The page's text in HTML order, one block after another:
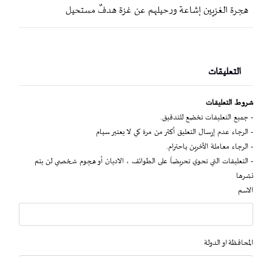
هجرة الغزيين إشاعة ورحيلهم عن غزة هدفٌ مستحيل
التعليقات
شروط التعليقات
- جميع التعليقات تخضع للتدقيق.
- الرجاء عدم إرسال التعليق أكثر من مرة كي لا يعتبر سبام
- الرجاء معاملة الآخرين باحترام.
- التعليقات التي تحوي تحريضاً على الطوائف ، الاديان أو هجوم شخصي لن يتم
نشرها
الاسم
المحافظة او الدولة